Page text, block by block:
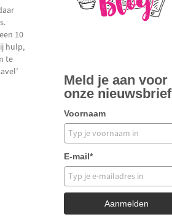
10
hulp,
te
Meld je aan voor
onze nieuwsbrief
Voornaam
E-mail*
Aanmelden